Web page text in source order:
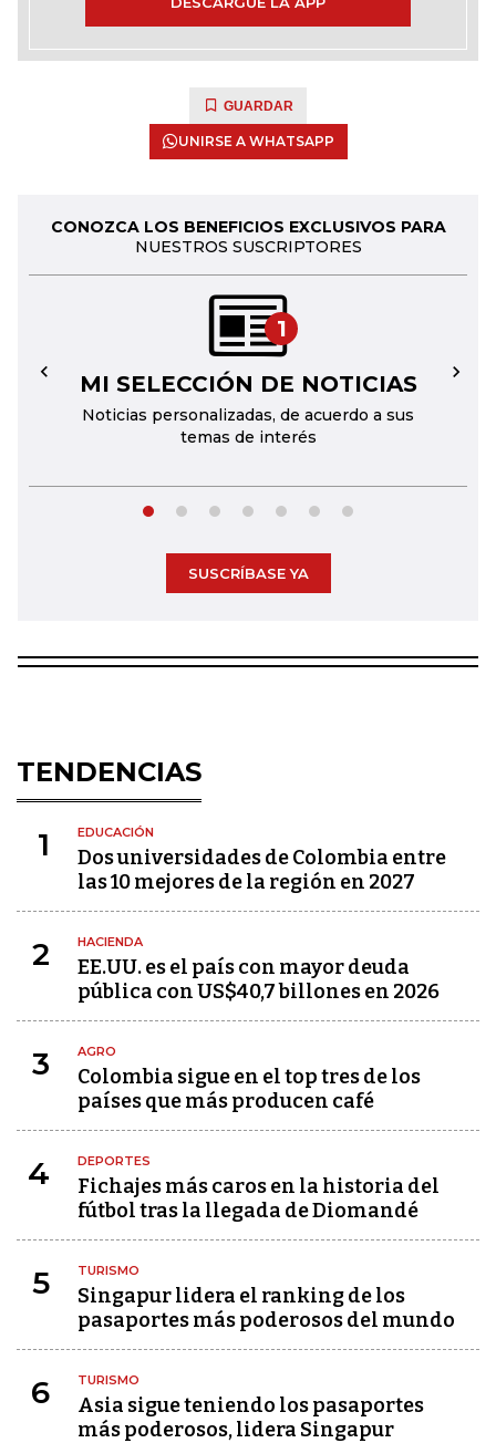
GUARDAR
UNIRSE A WHATSAPP
CONOZCA LOS BENEFICIOS EXCLUSIVOS PARA
NUESTROS SUSCRIPTORES
1
MI SELECCIÓN DE NOTICIAS
Noticias personalizadas, de acuerdo a sus
temas de interés
← →
SUSCRÍBASE YA
TENDENCIAS
1 EDUCACIÓN
Dos universidades de Colombia entre
las 10 mejores de la región en 2027
2 HACIENDA
EE.UU. es el país con mayor deuda
pública con US$40,7 billones en 2026
3 AGRO
Colombia sigue en el top tres de los
países que más producen café
4 DEPORTES
Fichajes más caros en la historia del
fútbol tras la llegada de Diomandé
5 TURISMO
Singapur lidera el ranking de los
pasaportes más poderosos del mundo
6 TURISMO
Asia sigue teniendo los pasaportes
más poderosos, lidera Singapur